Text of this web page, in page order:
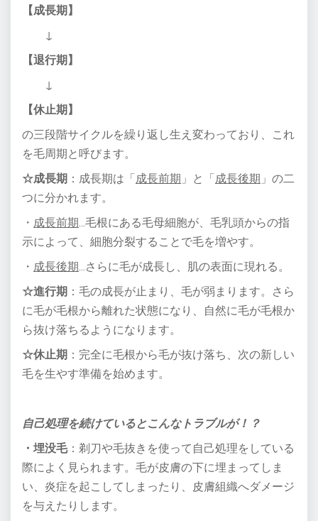
【成長期】
↓
【退行期】
↓
【休止期】
の三段階サイクルを繰り返し生え変わっており、これ
を毛周期と呼びます。
☆成長期 ：成長期は「成長前期 」と「成長後期 」の二
つに分かれます。
・ 成長前期 …毛根にある毛母細胞が、毛乳頭からの指
示によって、細胞分裂することで毛を増やす。
・ 成長後期 …さらに毛が成長し、肌の表面に現れる。
☆進行期 ：毛の成長が止まり、毛が弱まります。さら
に毛が毛根から離れた状態になり、
自然に毛が毛根か
ら抜け落ちるようになります。
☆休止期 ：完全に毛根から毛が抜け落ち、次の新しい
毛を生やす準備を始めます。
自己処理を続けているとこんなトラブルが！？
・埋没毛：剃刀や毛抜きを使って自己処理をしている
際によく見られます。毛が皮膚の下に埋まってしま
い、炎症を起こしてしまったり、皮膚組織へダメージ
を与えたりします。